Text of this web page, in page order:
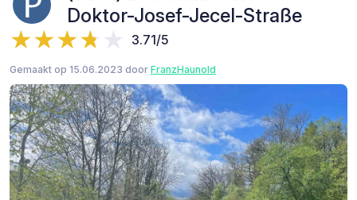
Doktor-Josef-Jecel-Straße
3.71/5
Gemaakt op 15.06.2023 door FranzHaunold